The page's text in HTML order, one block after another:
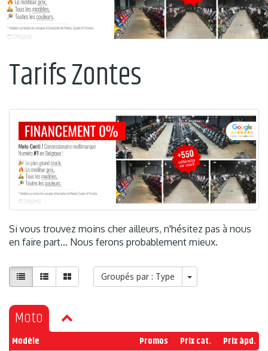
Tarifs Zontes
Si vous trouvez moins cher ailleurs, n'hésitez pas à nous
en faire part... Nous ferons probablement mieux.
Groupés par : Type
Moto
Modèle Promos Prix cat. Prix àpd.